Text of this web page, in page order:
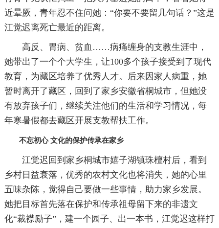
近晕厥，青年忍不住问她：“你要不要留几句话？”这是
江觉迟离死亡最近的距离。
高反、胃病、贫血……病痛缠身的支教生涯中，
她带出了一个个大学生，让100多个孩子接受到了现代
教育，为藏区培养了优秀人才。后来因家人病重，她
暂时离开了藏区，回到了家乡安徽省桐城市，但她没
有放弃孩子们，继续关注他们的生活和学习情况，每
年寒暑假都去藏区开展支教帮扶工作。
不忘初心 文化的保护传承在家乡
江觉迟回到家乡桐城市嬉子湖镇珠檀村后，看到
乡村日益衰落，优秀的农村文化也将消失，她的心里
五味杂陈，觉得自己要做一些事情，助力家乡发展。
她把目标首先落在保护和传承祖母留下来的非遗文
化“裁襟励子”，建一个园子、出一本书，江觉迟这样打